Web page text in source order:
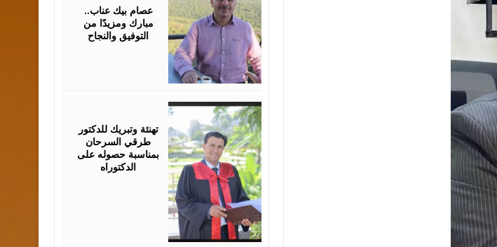
القاضي محمود أحمد فريحات.. مبارك ومزيدا من التوفيق
عصام بيك عناب..
مبارك ومزيدًا من
التوفيق والنجاح
تهنئة وتبريك للدكتور
طرقي السرحان
بمناسبة حصوله على
الدكتوراه